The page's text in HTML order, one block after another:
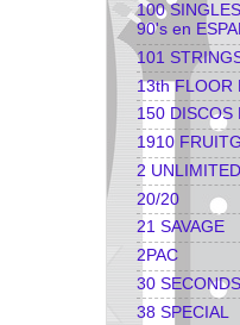
100
90's en
101
13th FLOOR
150 DISCOS
1910
2 UNLIMITED
20/20
21 SAVAGE
2PAC
30
38 SPECIAL